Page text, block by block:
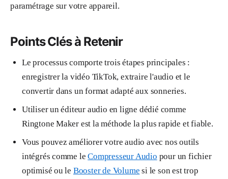
paramétrage sur votre appareil.
Points Clés à Retenir
Le processus comporte trois étapes principales :
enregistrer la vidéo TikTok, extraire l'audio et le
convertir dans un format adapté aux sonneries.
Utiliser un éditeur audio en ligne dédié comme
Ringtone Maker est la méthode la plus rapide et fiable.
Vous pouvez améliorer votre audio avec nos outils
intégrés comme leCompresseur Audio pour un fichier
optimisé ou le Booster de Volume si le son est trop